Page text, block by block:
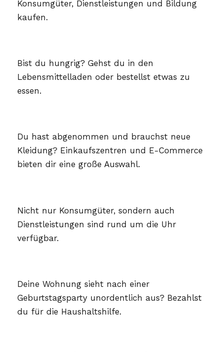
Konsumgüter, Dienstleistungen und Bildung
kaufen.
Bist du hungrig? Gehst du in den
Lebensmittelladen oder bestellst etwas zu
essen.
Du hast abgenommen und brauchst neue
Kleidung? Einkaufszentren und E-Commerce
bieten dir eine große Auswahl.
Nicht nur Konsumgüter, sondern auch
Dienstleistungen sind rund um die Uhr
verfügbar.
Deine Wohnung sieht nach einer
Geburtstagsparty unordentlich aus? Bezahlst
du für die Haushaltshilfe.